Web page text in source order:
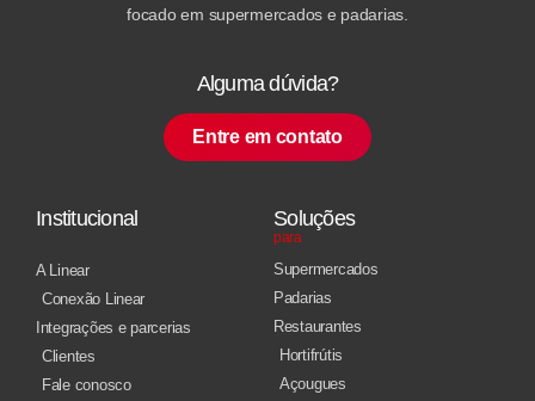
focado em supermercados e padarias.
Alguma dúvida?
Entre em contato
Institucional
A Linear
Conexão Linear
Integrações e parcerias
Clientes
Fale conosco
Soluções
para
Supermercados
Padarias
Restaurantes
Hortifrútis
Açougues